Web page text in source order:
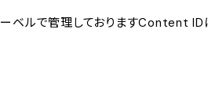
ベルで管理しておりますContent